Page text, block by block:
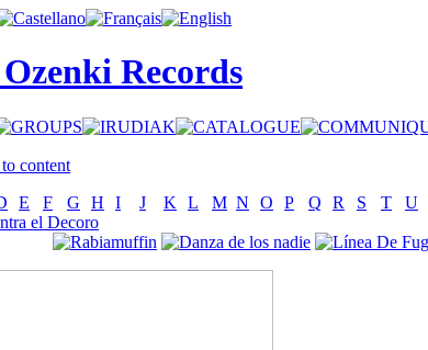
Records
content
E F G H I J K L M N O P Q R S T U
el Decoro